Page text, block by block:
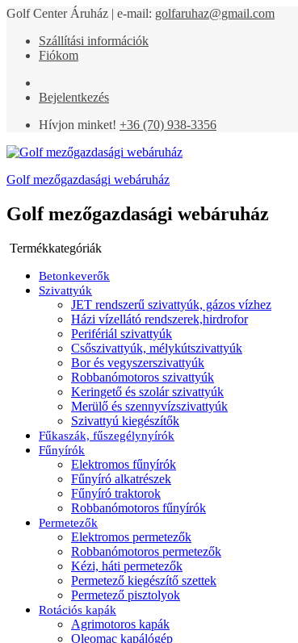
Golf Center Áruház | e-mail: golfaruhaz@gmail.com
Szállítási információk
Fiókom
Bejelentkezés
Hívjon minket! +36 (70) 938-3356
Golf mezőgazdasági webáruház
Golf mezőgazdasági webáruház
Termékkategóriák
Betonkeverők
Szivattyúk
JET rendszerű szivattyúk, gázos vízhez
Házi vízellátó rendszerek,hirdrofor
Perifériál szivattyúk
Csőszivattyúk, mélykútszivattyúk
Bor és vegyszerszivattyúk
Robbanómotoros szivattyúk
Keringető és szolár szivattyúk
Merülő és szennyvízszivattyúk
Szivattyú kiegészítők
Fűkaszák, fűszegélynyírók
Fűnyírók
Elektromos fűnyírók
Fűnyíró alkatrészek
Fűnyíró traktorok
Robbanómotoros fűnyírók
Permetezők
Elektromos permetezők
Robbanómotoros permetezők
Kézi, háti permetezők
Permetező kiegészítő szettek
Permetező pisztolyok
Rotációs kapák
Agrimotoros kapák
Oleomac kapálógép